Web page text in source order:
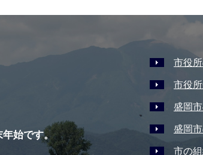
年始です。
市役
市役
盛岡
盛岡
市の